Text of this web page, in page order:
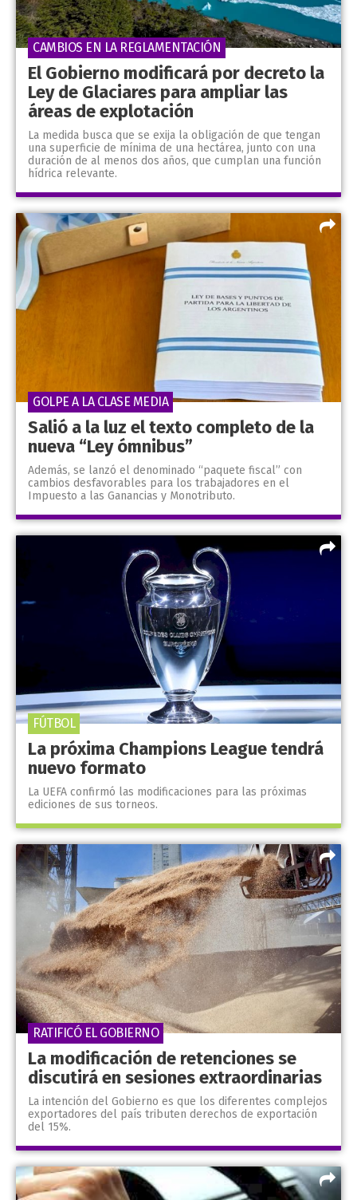
El Gobierno modificará por decreto la
Ley de Glaciares para ampliar las
áreas de explotación
La medida busca que se exija la obligación de que tengan
una superficie de mínima de una hectárea, junto con una
duración de al menos dos años, que cumplan una función
hídrica relevante.
CAMBIOS EN LA REGLAMENTACIÓN
Salió a la luz el texto completo de la
nueva “Ley ómnibus”
Además, se lanzó el denominado “paquete fiscal” con
cambios desfavorables para los trabajadores en el
Impuesto a las Ganancias y Monotributo.
GOLPE A LA CLASE MEDIA
La próxima Champions League tendrá
nuevo formato
La UEFA confirmó las modificaciones para las próximas
ediciones de sus torneos.
FÚTBOL
La modificación de retenciones se
discutirá en sesiones extraordinarias
La intención del Gobierno es que los diferentes complejos
exportadores del país tributen derechos de exportación
del 15%.
RATIFICÓ EL GOBIERNO